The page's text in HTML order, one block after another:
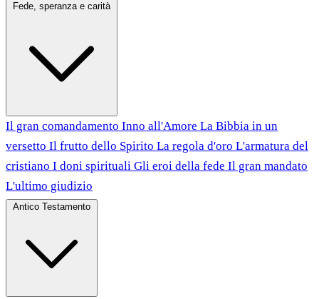
Fede, speranza e carità
Il gran comandamento Inno all'Amore La Bibbia in un
versetto Il frutto dello Spirito La regola d'oro L'armatura del
cristiano I doni spirituali Gli eroi della fede Il gran mandato
L'ultimo giudizio